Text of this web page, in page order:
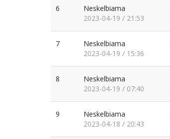
6
Neskelbiama
2023-04-19 / 21:53
7
Neskelbiama
2023-04-19 / 15:36
8
Neskelbiama
2023-04-19 / 07:40
9
Neskelbiama
2023-04-18 / 20:43